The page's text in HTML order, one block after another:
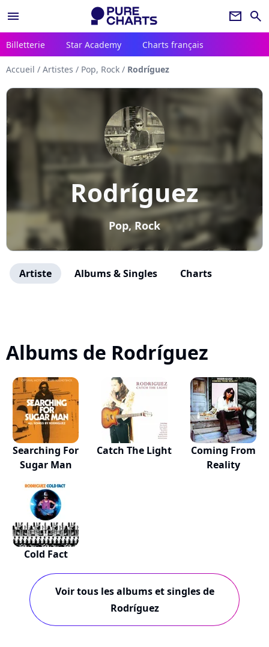
menu newsletter search
Billetterie Star Academy Charts français
Accueil / Artistes / Pop, Rock / Rodríguez
Rodríguez
Pop, Rock
Artiste Albums & Singles Charts
Albums de Rodríguez
Searching For
Sugar Man
Catch The Light
Coming From
Reality
Cold Fact
Voir tous les albums et singles de
Rodríguez